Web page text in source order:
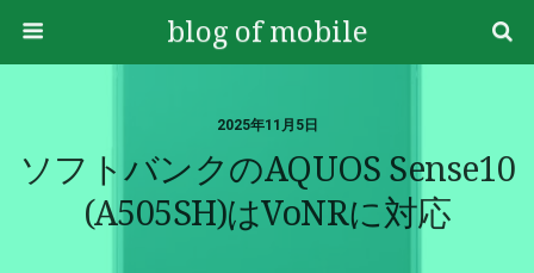
blog of mobile
2025年11月5日
ソフトバンクのAQUOS Sense10
(A505SH)はVoNRに対応